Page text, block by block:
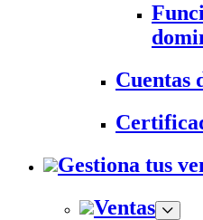
Cuentas
Gestiona tus
Ventas